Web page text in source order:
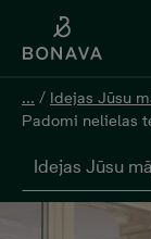
... / Idejas Jūsu
Padomi nelielas
Idejas Jūsu